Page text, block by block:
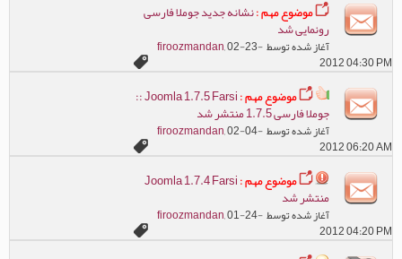
موضوع مهم :نشانه جدید جوملا فارسی
رونمایی شد
آغاز شده توسط firoozmandan, 02-23-
2012 04:30 PM
موضوع مهم : Joomla 1.7.5 Farsi ::
جوملا فارسی 1.7.5 منتشر شد
آغاز شده توسط firoozmandan, 02-04-
2012 06:20 AM
موضوع مهم :Joomla 1.7.4 Farsi
منتشر شد
آغاز شده توسط firoozmandan, 01-24-
2012 04:20 PM